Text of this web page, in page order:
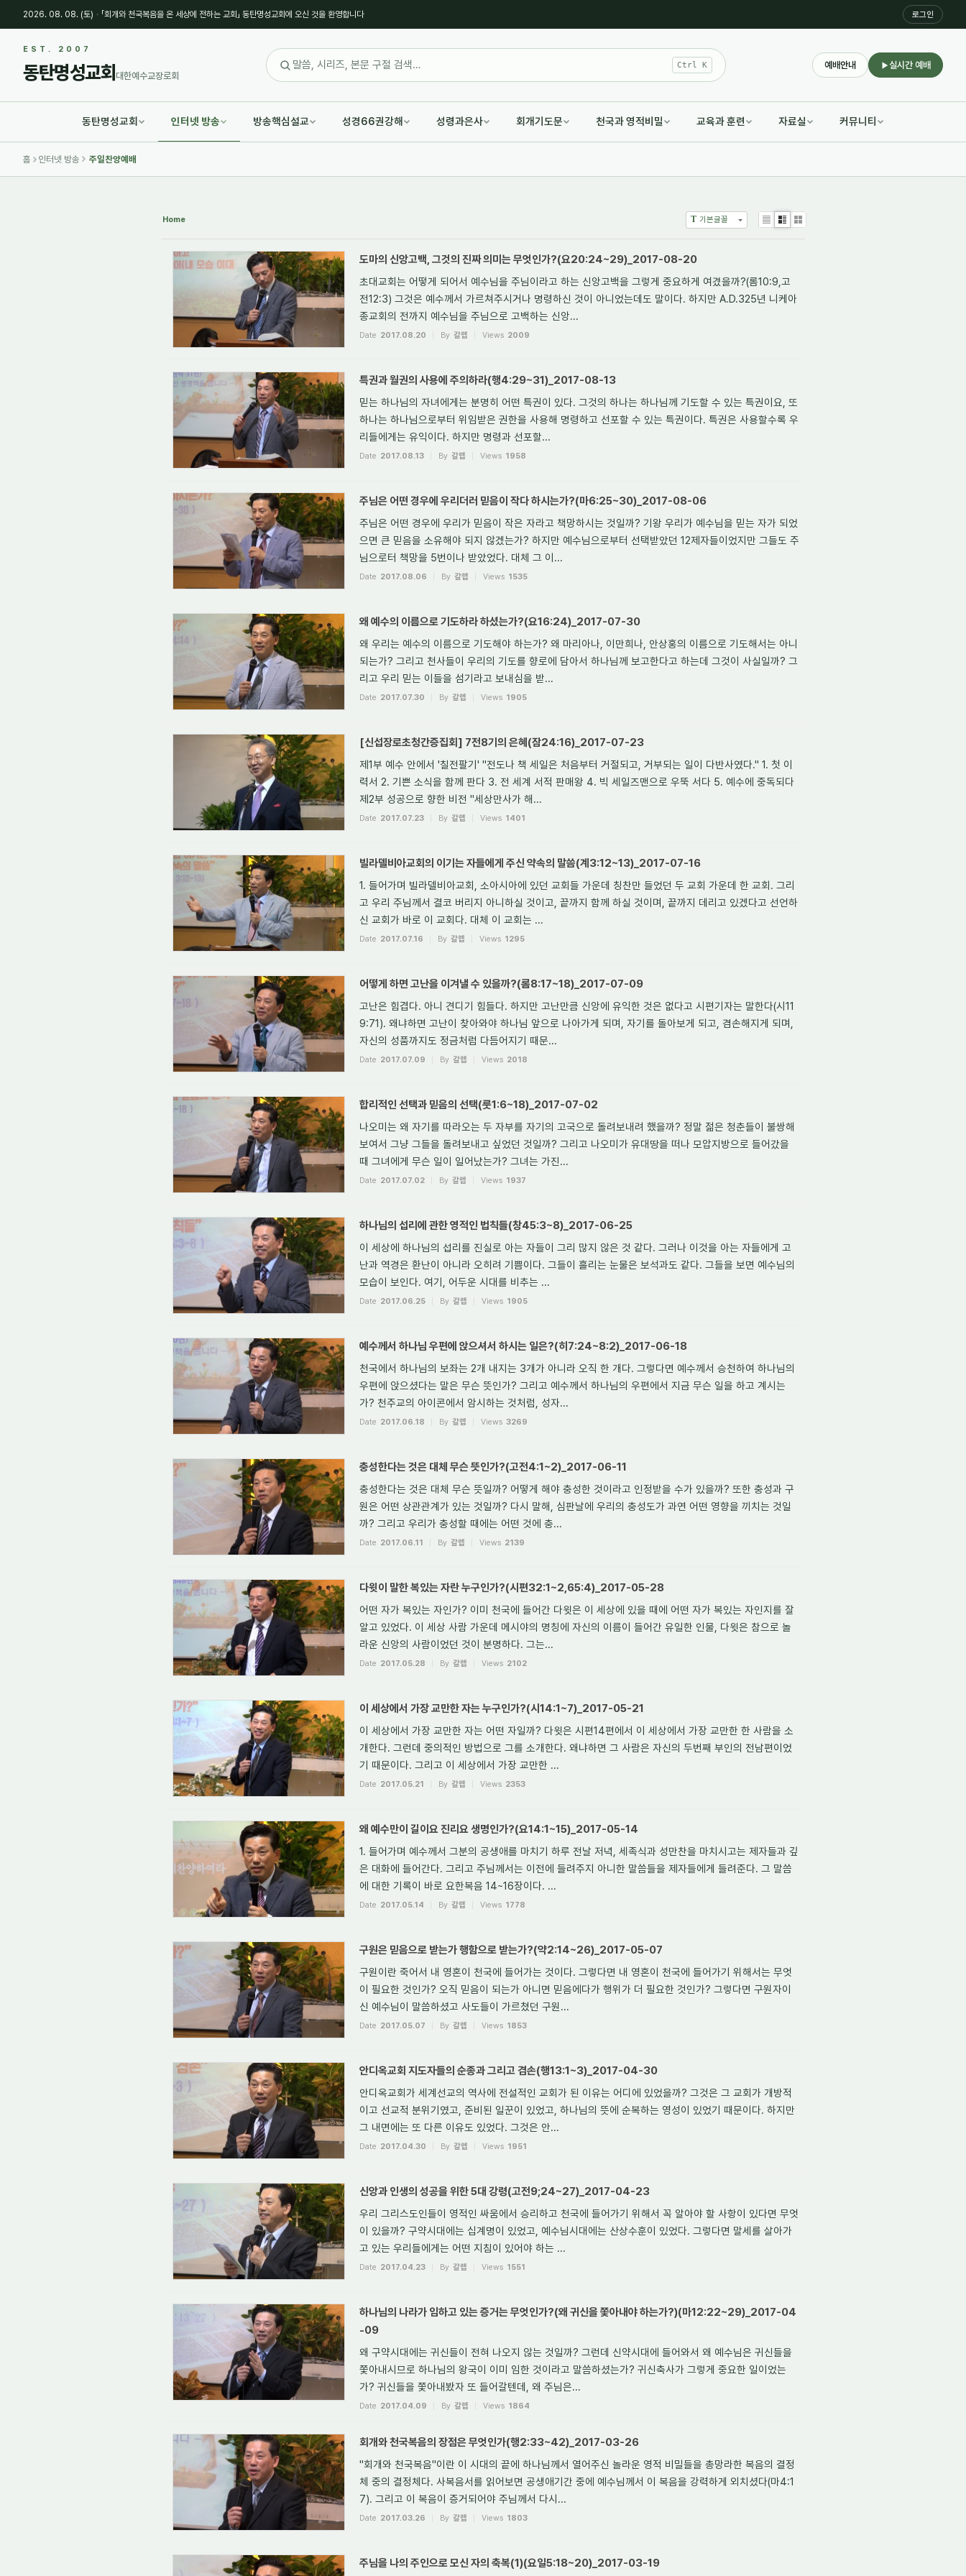
2026. 08. 08. (토) · 「회개와 천국복음을 온 세상에 전하는 교회」 동탄명성교회에 오신 것을 환영합니다 로그인
EST. 2007
동탄명성교회 대한예수교장로회
Ctrl K 예배안내 실시간 예배
동탄명성교회 인터넷 방송 방송핵심설교 성경66권강해 성령과은사 회개기도문 천국과 영적비밀 교육과 훈련 자료실 커뮤니티
홈 인터넷 방송 주일찬양예배
Home T 기본글꼴
ListZine
도마의 신앙고백, 그것의 진짜 의미는 무엇인가?(요20:24~29)_2017-08-20
초대교회는 어떻게 되어서 예수님을 주님이라고 하는 신앙고백을 그렇게 중요하게 여겼을까?(롬10:9,고
전12:3) 그것은 예수께서 가르쳐주시거나 명령하신 것이 아니었는데도 말이다. 하지만 A.D.325년 니케아
종교회의 전까지 예수님을 주님으로 고백하는 신앙...
Date 2017.08.20 By 갈렙 Views 2009
특권과 월권의 사용에 주의하라(행4:29~31)_2017-08-13
믿는 하나님의 자녀에게는 분명히 어떤 특권이 있다. 그것의 하나는 하나님께 기도할 수 있는 특권이요, 또
하나는 하나님으로부터 위임받은 권한을 사용해 명령하고 선포할 수 있는 특권이다. 특권은 사용할수록 우
리들에게는 유익이다. 하지만 명령과 선포할...
Date 2017.08.13 By 갈렙 Views 1958
주님은 어떤 경우에 우리더러 믿음이 작다 하시는가?(마6:25~30)_2017-08-06
주님은 어떤 경우에 우리가 믿음이 작은 자라고 책망하시는 것일까? 기왕 우리가 예수님을 믿는 자가 되었
으면 큰 믿음을 소유해야 되지 않겠는가? 하지만 예수님으로부터 선택받았던 12제자들이었지만 그들도 주
님으로터 책망을 5번이나 받았었다. 대체 그 이...
Date 2017.08.06 By 갈렙 Views 1535
왜 예수의 이름으로 기도하라 하셨는가?(요16:24)_2017-07-30
왜 우리는 예수의 이름으로 기도해야 하는가? 왜 마리아나, 이만희나, 안상홍의 이름으로 기도해서는 아니
되는가? 그리고 천사들이 우리의 기도를 향로에 담아서 하나님께 보고한다고 하는데 그것이 사실일까? 그
리고 우리 믿는 이들을 섬기라고 보내심을 받...
Date 2017.07.30 By 갈렙 Views 1905
[신섭장로초청간증집회] 7전8기의 은혜(잠24:16)_2017-07-23
제1부 예수 안에서 '칠전팔기' "전도나 책 세일은 처음부터 거절되고, 거부되는 일이 다반사였다." 1. 첫 이
력서 2. 기쁜 소식을 함께 판다 3. 전 세계 서적 판매왕 4. 빅 세일즈맨으로 우뚝 서다 5. 예수에 중독되다
제2부 성공으로 향한 비전 "세상만사가 해...
Date 2017.07.23 By 갈렙 Views 1401
빌라델비아교회의 이기는 자들에게 주신 약속의 말씀(계3:12~13)_2017-07-16
1. 들어가며 빌라델비아교회, 소아시아에 있던 교회들 가운데 칭찬만 들었던 두 교회 가운데 한 교회. 그리
고 우리 주님께서 결코 버리지 아니하실 것이고, 끝까지 함께 하실 것이며, 끝까지 데리고 있겠다고 선언하
신 교회가 바로 이 교회다. 대체 이 교회는 ...
Date 2017.07.16 By 갈렙 Views 1295
어떻게 하면 고난을 이겨낼 수 있을까?(롬8:17~18)_2017-07-09
고난은 힘겹다. 아니 견디기 힘들다. 하지만 고난만큼 신앙에 유익한 것은 없다고 시편기자는 말한다(시11
9:71). 왜냐하면 고난이 찾아와야 하나님 앞으로 나아가게 되며, 자기를 돌아보게 되고, 겸손해지게 되며,
자신의 성품까지도 정금처럼 다듬어지기 때문...
Date 2017.07.09 By 갈렙 Views 2018
합리적인 선택과 믿음의 선택(룻1:6~18)_2017-07-02
나오미는 왜 자기를 따라오는 두 자부를 자기의 고국으로 돌려보내려 했을까? 정말 젊은 청춘들이 불쌍해
보여서 그냥 그들을 돌려보내고 싶었던 것일까? 그리고 나오미가 유대땅을 떠나 모압지방으로 들어갔을
때 그녀에게 무슨 일이 일어났는가? 그녀는 가진...
Date 2017.07.02 By 갈렙 Views 1937
하나님의 섭리에 관한 영적인 법칙들(창45:3~8)_2017-06-25
이 세상에 하나님의 섭리를 진실로 아는 자들이 그리 많지 않은 것 같다. 그러나 이것을 아는 자들에게 고
난과 역경은 환난이 아니라 오히려 기쁨이다. 그들이 흘리는 눈물은 보석과도 같다. 그들을 보면 예수님의
모습이 보인다. 여기, 어두운 시대를 비추는 ...
Date 2017.06.25 By 갈렙 Views 1905
예수께서 하나님 우편에 앉으셔서 하시는 일은?(히7:24~8:2)_2017-06-18
천국에서 하나님의 보좌는 2개 내지는 3개가 아니라 오직 한 개다. 그렇다면 예수께서 승천하여 하나님의
우편에 앉으셨다는 말은 무슨 뜻인가? 그리고 예수께서 하나님의 우편에서 지금 무슨 일을 하고 계시는
가? 천주교의 아이콘에서 암시하는 것처럼, 성자...
Date 2017.06.18 By 갈렙 Views 3269
충성한다는 것은 대체 무슨 뜻인가?(고전4:1~2)_2017-06-11
충성한다는 것은 대체 무슨 뜻일까? 어떻게 해야 충성한 것이라고 인정받을 수가 있을까? 또한 충성과 구
원은 어떤 상관관계가 있는 것일까? 다시 말해, 심판날에 우리의 충성도가 과연 어떤 영향을 끼치는 것일
까? 그리고 우리가 충성할 때에는 어떤 것에 충...
Date 2017.06.11 By 갈렙 Views 2139
다윗이 말한 복있는 자란 누구인가?(시편32:1~2,65:4)_2017-05-28
어떤 자가 복있는 자인가? 이미 천국에 들어간 다윗은 이 세상에 있을 때에 어떤 자가 복있는 자인지를 잘
알고 있었다. 이 세상 사람 가운데 메시야의 명칭에 자신의 이름이 들어간 유일한 인물, 다윗은 참으로 놀
라운 신앙의 사람이었던 것이 분명하다. 그는...
Date 2017.05.28 By 갈렙 Views 2102
이 세상에서 가장 교만한 자는 누구인가?(시14:1~7)_2017-05-21
이 세상에서 가장 교만한 자는 어떤 자일까? 다윗은 시편14편에서 이 세상에서 가장 교만한 한 사람을 소
개한다. 그런데 중의적인 방법으로 그를 소개한다. 왜냐하면 그 사람은 자신의 두번째 부인의 전남편이었
기 때문이다. 그리고 이 세상에서 가장 교만한 ...
Date 2017.05.21 By 갈렙 Views 2353
왜 예수만이 길이요 진리요 생명인가?(요14:1~15)_2017-05-14
1. 들어가며 예수께서 그분의 공생애를 마치기 하루 전날 저녁, 세족식과 성만찬을 마치시고는 제자들과 깊
은 대화에 들어간다. 그리고 주님께서는 이전에 들려주지 아니한 말씀들을 제자들에게 들려준다. 그 말씀
에 대한 기록이 바로 요한복음 14~16장이다. ...
Date 2017.05.14 By 갈렙 Views 1778
구원은 믿음으로 받는가 행함으로 받는가?(약2:14~26)_2017-05-07
구원이란 죽어서 내 영혼이 천국에 들어가는 것이다. 그렇다면 내 영혼이 천국에 들어가기 위해서는 무엇
이 필요한 것인가? 오직 믿음이 되는가 아니면 믿음에다가 행위가 더 필요한 것인가? 그렇다면 구원자이
신 예수님이 말씀하셨고 사도들이 가르쳤던 구원...
Date 2017.05.07 By 갈렙 Views 1853
안디옥교회 지도자들의 순종과 그리고 겸손(행13:1~3)_2017-04-30
안디옥교회가 세계선교의 역사에 전설적인 교회가 된 이유는 어디에 있었을까? 그것은 그 교회가 개방적
이고 선교적 분위기였고, 준비된 일꾼이 있었고, 하나님의 뜻에 순복하는 영성이 있었기 때문이다. 하지만
그 내면에는 또 다른 이유도 있었다. 그것은 안...
Date 2017.04.30 By 갈렙 Views 1951
신앙과 인생의 성공을 위한 5대 강령(고전9;24~27)_2017-04-23
우리 그리스도인들이 영적인 싸움에서 승리하고 천국에 들어가기 위해서 꼭 알아야 할 사항이 있다면 무엇
이 있을까? 구약시대에는 십계명이 있었고, 예수님시대에는 산상수훈이 있었다. 그렇다면 말세를 살아가
고 있는 우리들에게는 어떤 지침이 있어야 하는 ...
Date 2017.04.23 By 갈렙 Views 1551
하나님의 나라가 임하고 있는 증거는 무엇인가?(왜 귀신을 쫓아내야 하는가?)(마12:22~29)_2017-04
-09
왜 구약시대에는 귀신들이 전혀 나오지 않는 것일까? 그런데 신약시대에 들어와서 왜 예수님은 귀신들을
쫓아내시므로 하나님의 왕국이 이미 임한 것이라고 말씀하셨는가? 귀신축사가 그렇게 중요한 일이었는
가? 귀신들을 쫓아내봤자 또 들어갈텐데, 왜 주님은...
Date 2017.04.09 By 갈렙 Views 1864
회개와 천국복음의 장점은 무엇인가(행2:33~42)_2017-03-26
"회개와 천국복음"이란 이 시대의 끝에 하나님께서 열어주신 놀라운 영적 비밀들을 총망라한 복음의 결정
체 중의 결정체다. 사복음서를 읽어보면 공생애기간 중에 예수님께서 이 복음을 강력하게 외치셨다(마4:1
7). 그리고 이 복음이 증거되어야 주님께서 다시...
Date 2017.03.26 By 갈렙 Views 1803
주님을 나의 주인으로 모신 자의 축복(1)(요일5:18~20)_2017-03-19
Sketchbook5, 스케치북5
Sketchbook5, 스케치북5
Sketchbook5, 스케치북5
Sketchbook5, 스케치북5